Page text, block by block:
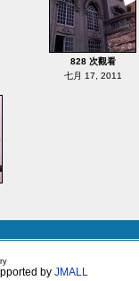
828 次觀看
七月 17, 2011
by JMALL